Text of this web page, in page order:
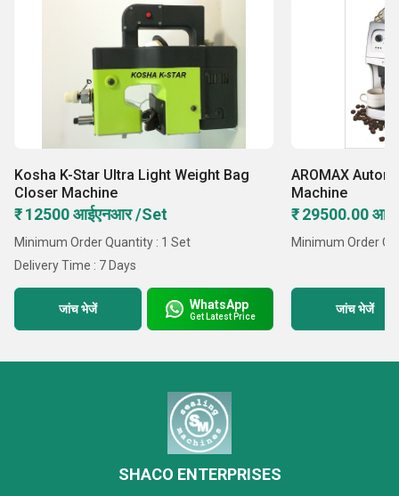
Kosha K-Star Ultra Light Weight Bag
Closer Machine
₹ 12500 आईएनआर /Set
Minimum Order Quantity : 1 Set
Delivery Time : 7 Days
जांच भेजें WhatsApp
Get Latest Price
AROMAX
Machine
₹ 29500.00
Minimum Order
जांच भेजें
SHACO ENTERPRISES